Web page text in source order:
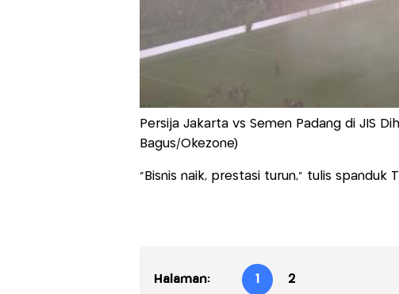
Persija Jakarta vs Semen Padang di JIS
Bagus/Okezone)
"Bisnis naik, prestasi turun," tulis spanduk
Halaman: 1 2